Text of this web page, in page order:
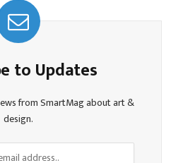
to Updates
from SmartMag about art &
design.